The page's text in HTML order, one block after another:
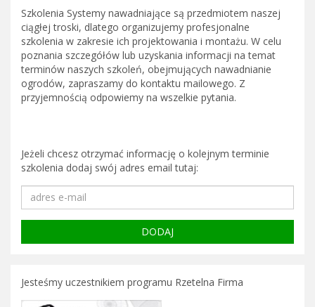
Szkolenia Systemy nawadniające są przedmiotem naszej
ciągłej troski, dlatego organizujemy profesjonalne
szkolenia w zakresie ich projektowania i montażu. W celu
poznania szczegółów lub uzyskania informacji na temat
terminów naszych szkoleń, obejmujących nawadnianie
ogrodów, zapraszamy do kontaktu mailowego. Z
przyjemnością odpowiemy na wszelkie pytania.
Jeżeli chcesz otrzymać informację o kolejnym terminie
szkolenia dodaj swój adres email tutaj:
Jesteśmy uczestnikiem programu Rzetelna Firma